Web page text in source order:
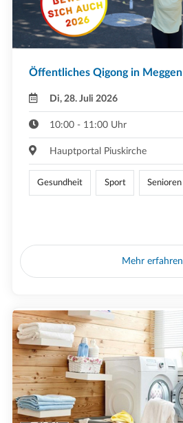
Öffentliches Qigong in Meggen
Di, 28. Juli 2026
10:00 - 11:00 Uhr
Hauptportal Piuskirche
Gesundheit Sport Senioren
Mehr erfahren